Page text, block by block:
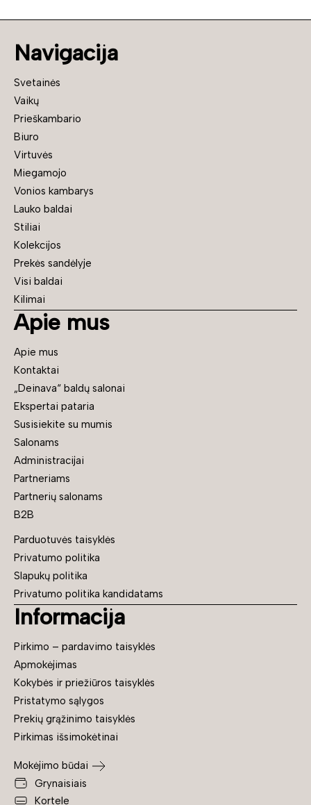
Navigacija
Svetainės
Vaikų
Prieškambario
Biuro
Virtuvės
Miegamojo
Vonios kambarys
Lauko baldai
Stiliai
Kolekcijos
Prekės sandėlyje
Visi baldai
Kilimai
Apie mus
Apie mus
Kontaktai
„Deinava“ baldų salonai
Ekspertai pataria
Susisiekite su mumis
Salonams
Administracijai
Partneriams
Partnerių salonams
B2B
Parduotuvės taisyklės
Privatumo politika
Slapukų politika
Privatumo politika kandidatams
Informacija
Pirkimo – pardavimo taisyklės
Apmokėjimas
Kokybės ir priežiūros taisyklės
Pristatymo sąlygos
Prekių grąžinimo taisyklės
Pirkimas išsimokėtinai
Mokėjimo būdai
Grynaisiais
Kortele